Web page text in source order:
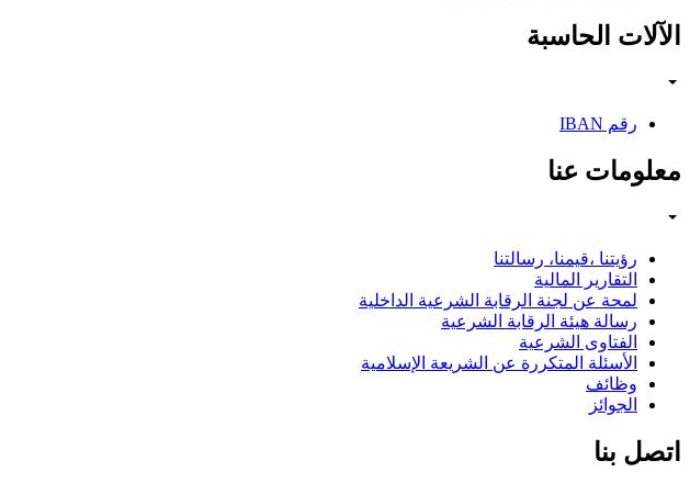
الآلات الحاسبة
رقم IBAN
معلومات عنا
رؤيتنا ،قيمنا، رسالتنا
التقارير المالية
لمحة عن لجنة الرقابة الشرعية الداخلية
رسالة هيئة الرقابة الشرعية
الفتاوى الشرعية
الأسئلة المتكررة عن الشريعة الإسلامية
وظائف
الجوائز
اتصل بنا